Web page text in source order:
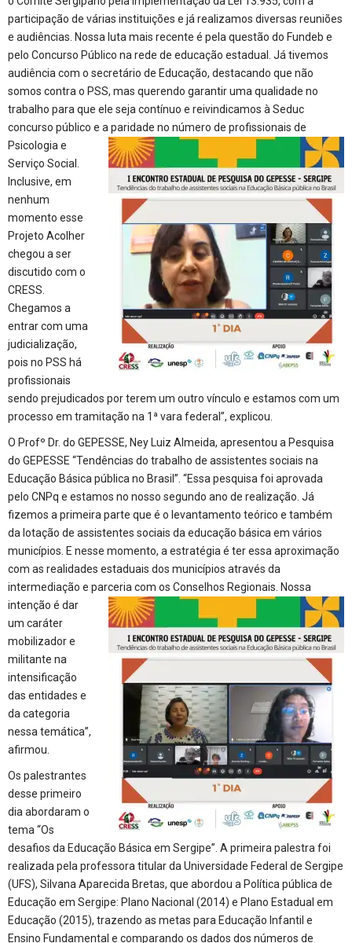
participação de várias instituições e já realizamos diversas reuniões
e audiências. Nossa luta mais recente é pela questão do Fundeb e
pelo Concurso Público na rede de educação estadual. Já tivemos
audiência com o secretário de Educação, destacando que não
somos contra o PSS, mas querendo garantir uma qualidade no
trabalho para que ele seja contínuo e reivindicamos à Seduc
concurso público e a paridade no número de profissionais de
Psicologia e
Serviço Social.
Inclusive, em
nenhum
momento esse
Projeto Acolher
chegou a ser
discutido com o
CRESS.
Chegamos a
entrar com uma
judicialização,
pois no PSS há
profissionais
sendo prejudicados por terem um outro vínculo e estamos com um
processo em tramitação na 1ª vara federal”, explicou.
O Profº Dr. do GEPESSE, Ney Luiz Almeida, apresentou a Pesquisa
do GEPESSE “Tendências do trabalho de assistentes sociais na
Educação Básica pública no Brasil”. “Essa pesquisa foi aprovada
pelo CNPq e estamos no nosso segundo ano de realização. Já
fizemos a primeira parte que é o levantamento teórico e também
da lotação de assistentes sociais da educação básica em vários
municípios. E nesse momento, a estratégia é ter essa aproximação
com as realidades estaduais dos municípios através da
intermediação e parceria com os Conselhos Regionais. Nossa
intenção é dar
um caráter
mobilizador e
militante na
intensificação
das entidades e
da categoria
nessa temática”,
afirmou.
Os palestrantes
desse primeiro
dia abordaram o
tema “Os
desafios da Educação Básica em Sergipe”. A primeira palestra foi
realizada pela professora titular da Universidade Federal de Sergipe
(UFS), Silvana Aparecida Bretas, que abordou a Política pública de
Educação em Sergipe: Plano Nacional (2014) e Plano Estadual em
Educação (2015), trazendo as metas para Educação Infantil e
Ensino Fundamental e comparando os dados dos números de